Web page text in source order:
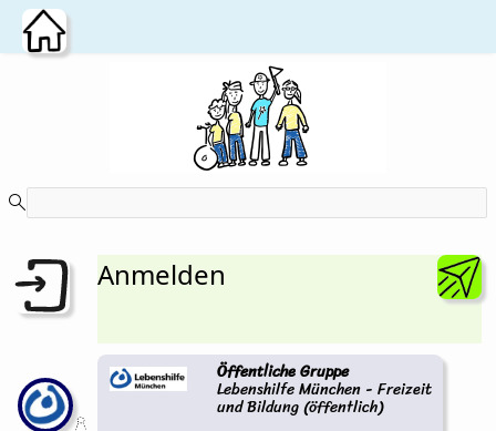
Zum Hauptinhalt wechseln
Anmelden
Öffentliche Gruppe
Lebenshilfe München - Freizeit
und Bildung (öffentlich)